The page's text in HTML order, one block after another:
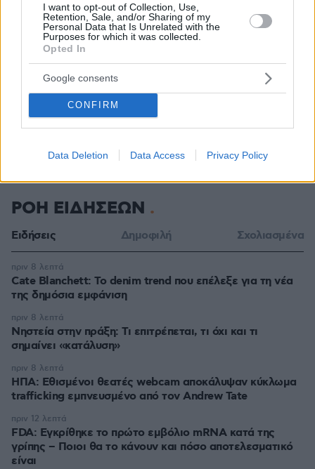
I want to opt-out of Collection, Use,
Retention, Sale, and/or Sharing of my
Personal Data that Is Unrelated with the
Purposes for which it was collected.
Opted In
Google consents
CONFIRM
Data Deletion Data Access Privacy Policy
Το DEI College παρουσιάζει τη Sophia. Την πρώτη 24/7
βοηθό AI που αλλάζει τον τρόπο με τον οποίο μαθαίνουν οι
φοιτητές
30.07.2026, 09:33
Η Smart φοιτητική κατοικία στην καρδιά της Αθήνας
03.08.2026, 10:56
Διασκεδάζουμε υπεύθυνα, επιστρέφουμε με ασφάλεια
ΡΟΗ ΕΙΔΗΣΕΩΝ
Ειδήσεις Δημοφιλή Σχολιασμένα
Cate Blanchett: Το denim trend που επέλεξε για τη νέα
της δημόσια εμφάνιση
πριν 8 λεπτά
Νηστεία στην πράξη: Τι επιτρέπεται, τι όχι και τι
σημαίνει «κατάλυση»
πριν 8 λεπτά
ΗΠΑ: Εθισμένοι θεατές webcam αποκάλυψαν κύκλωμα
trafficking εμπνευσμένο από τον Andrew Tate
πριν 8 λεπτά
FDA: Εγκρίθηκε το πρώτο εμβόλιο mRNA κατά της
γρίπης – Ποιοι θα το κάνουν και πόσο αποτελεσματικό
είναι
πριν 12 λεπτά